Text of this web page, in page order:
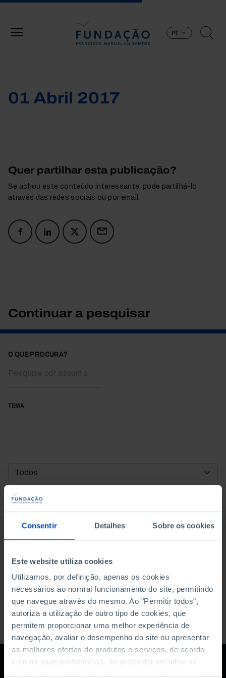
Consentir Detalhes Sobre os cookies
Este website utiliza cookies
Utilizamos, por definição, apenas os cookies
necessários ao normal funcionamento do site, permitindo
que navegue através do mesmo. Ao "Permitir todos",
autoriza a utilização de outro tipo de cookies, que
permitem proporcionar uma melhor experiência de
navegação, avaliar o desempenho do site ou apresentar
as melhores ofertas de produtos e serviços, de acordo
com as suas preferências. Se pretender escolher os
PT
01 Abril 2017
Quer partilhar esta publicação?
Se achou este conteúdo interessante, pode partilhá-lo
através das redes sociais ou por email.
Continuar a pesquisar
O QUE PROCURA?
TEMA
DATA DE INÍCIO
DATA DE FIM